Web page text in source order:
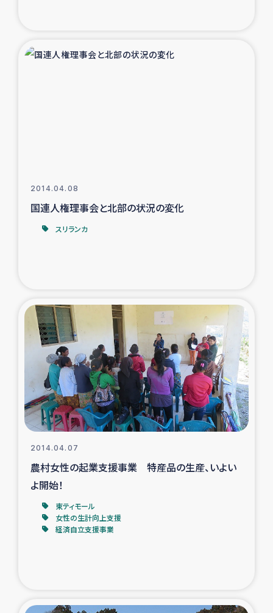
デニヤヤ小規模紅茶農家支援
2014.04.08
国連人権理事会と北部の状況の変化
スリランカ
2014.04.07
農村女性の起業支援事業 特産品の生産、いよい
よ開始！
東ティモール
女性の生計向上支援
経済自立支援事業